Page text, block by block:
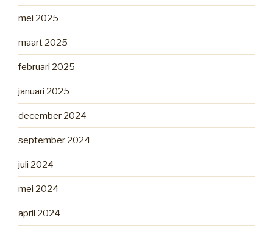
mei 2025
maart 2025
februari 2025
januari 2025
december 2024
september 2024
juli 2024
mei 2024
april 2024